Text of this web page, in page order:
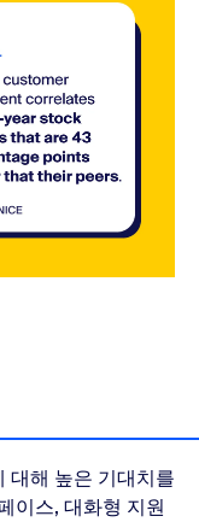
대해 높은 기대치를
이스, 대화형 지원